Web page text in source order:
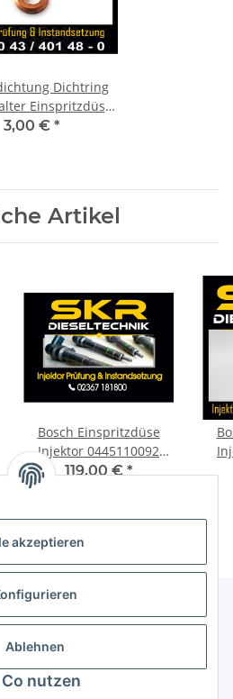
akzeptieren
Ablehnen
nutzen
Dichtring
Einspritzdüse
Injektor
3,00 € *
Artikel
Bosch Einspritzdüse
Injektor 0445110092
Hyundai H1 Kia Sorento
2.5 CRDi 0986435154
119,00 €*